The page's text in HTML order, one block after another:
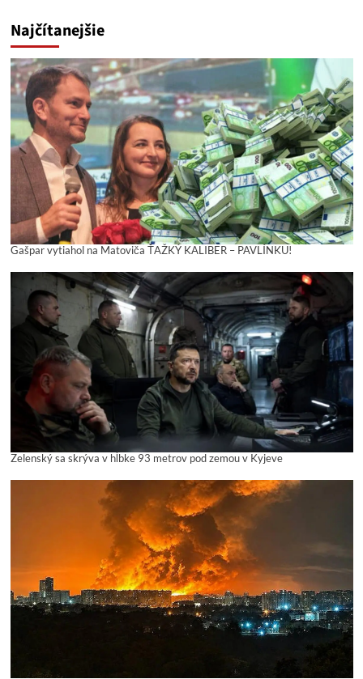
Najčítanejšie
Gašpar vytiahol na Matoviča ŤAŽKÝ KALIBER – PAVLÍNKU!
Zelenský sa skrýva v hĺbke 93 metrov pod zemou v Kyjeve